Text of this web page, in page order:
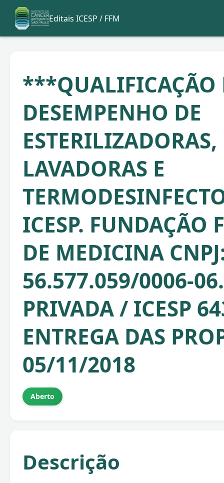
Editais ICESP / FFM
***QUALIFICAÇÃO
DESEMPENHO DE
ESTERILIZADORAS,
LAVADORAS E
ICESP. FUNDAÇÃO
DE MEDICINA
56.577.059/0006-
PRIVADA / ICESP
ENTREGA DAS
05/11/2018
Aberto
Descrição